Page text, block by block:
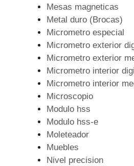
Mesas magneticas
Metal duro (Brocas)
Micrometro especial
Micrometro exterior
Micrometro exterior
Micrometro interior
Micrometro interior
Microscopio
Modulo hss
Modulo hss-e
Moleteador
Muebles
Nivel precision